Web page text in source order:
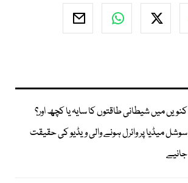
کنویں میں شیطانی طاقتوں کا سایہ یا کچھ اور؟
سوشل میڈیا پر وائرل ہونے والی ویڈیو کی حقیقت
جانیے